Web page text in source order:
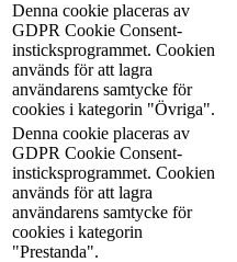
Denna cookie placeras av
GDPR Cookie Consent-
insticksprogrammet. Cookien
används för att lagra
användarens samtycke för
cookies i kategorin "Övriga".
Denna cookie placeras av
GDPR Cookie Consent-
insticksprogrammet. Cookien
används för att lagra
användarens samtycke för
cookies i kategorin
"Prestanda".